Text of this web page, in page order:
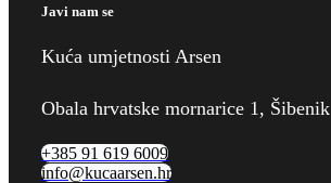
Javi nam se
Kuća umjetnosti Arsen
Obala hrvatske mornarice 1, Šibenik
+385 91 619 6009
info@kucaarsen.hr